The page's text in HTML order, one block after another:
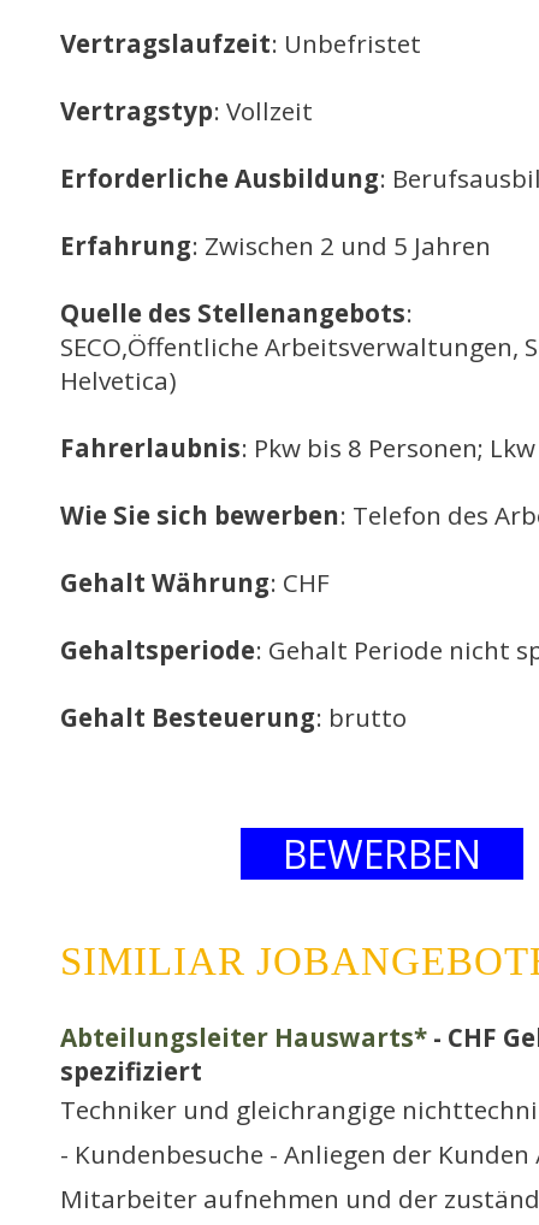
Vertragslaufzeit: Unbefristet
Vertragstyp: Vollzeit
Erforderliche Ausbildung:
Erfahrung: Zwischen 2 und 5 Jahren
Quelle des Stellenangebots:
SECO,Öffentliche Arbeitsverwaltungen,
Helvetica)
Fahrerlaubnis: Pkw bis 8 Personen;
Wie Sie sich bewerben: Telefon des
Gehalt Währung: CHF
Gehaltsperiode: Gehalt Periode nicht
Gehalt Besteuerung: brutto
BEWERBEN
SIMILIAR
Abteilungsleiter Hauswarts* - CHF
spezifiziert
Techniker und gleichrangige
- Kundenbesuche - Anliegen der
Mitarbeiter aufnehmen und der